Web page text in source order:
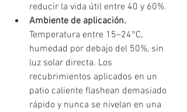
reducir la vida útil entre 40 y 60%.
Ambiente de aplicación.
Temperatura entre 15–24°C,
humedad por debajo del 50%, sin
luz solar directa. Los
recubrimientos aplicados en un
patio caliente flashean demasiado
rápido y nunca se nivelan en una